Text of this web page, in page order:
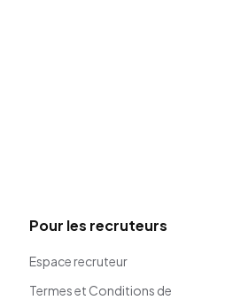
Pour les recruteurs
Espace recruteur
Termes et Conditions de